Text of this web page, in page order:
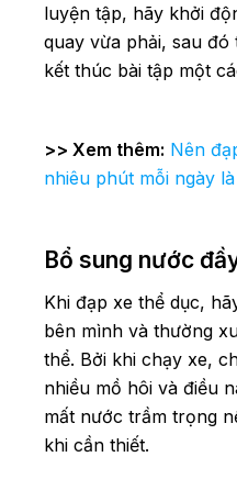
luyện tập, hãy khởi
quay vừa phải, sau
kết thúc bài tập một
>> Xem thêm: Nên
nhiêu phút mỗi ngày
Bổ sung nước
Khi đạp xe thể dục,
bên mình và thường
thể. Bởi khi chạy xe,
nhiều mồ hôi và điều
mất nước trầm trọng
khi cần thiết.